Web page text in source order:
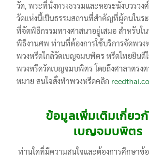
วัด, พระที่นั่งทรงธรรมและหอระฆังบวรวง
วัดแห่งนี้เป็นธรรมสถานที่สำคัญที่ผู้คนในร
ที่จัดพิธีกรรมทางศาสนาอยู่เสมอ สำหรับใ
พิธีงานศพ ท่านที่ต้องการใช้บริการจัดพวง
พวงหรีดใกล้วัดเบญจมบพิตร หรีดไทยยินดี
พวงหรีดวัดเบญจมบพิตร โดยถึงศาลาตรงต
หมาย สนใจสั่งทำพวงหรีดคลิก
ข้อมูลเพิ่มเติมเกี่ยว
เบญจมบพิตร
ท่านใดที่มีความสนใจและต้องการศึกษาข้